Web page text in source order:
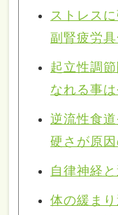
ストレス
副腎疲労具
起立性調
なれる事
逆流性食
硬さが原因
自律神経
体の緩ま